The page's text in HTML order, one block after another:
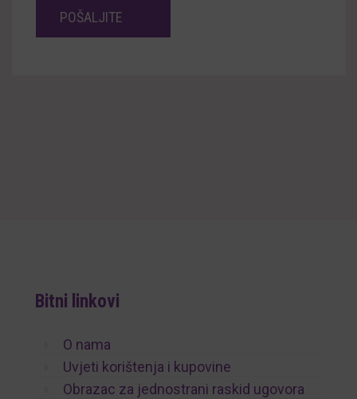
Bitni linkovi
O nama
Uvjeti korištenja i kupovine
Obrazac za jednostrani raskid ugovora